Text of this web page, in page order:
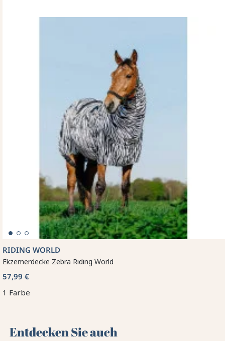
RIDING WORLD
Ekzemerdecke Zebra Riding World
57,99 €
1 Farbe
Entdecken Sie auch 🌻